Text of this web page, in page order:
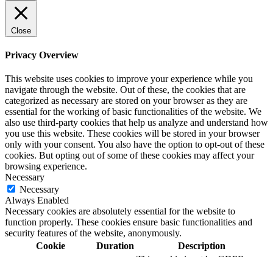
Close
Privacy Overview
This website uses cookies to improve your experience while you
navigate through the website. Out of these, the cookies that are
categorized as necessary are stored on your browser as they are
essential for the working of basic functionalities of the website. We
also use third-party cookies that help us analyze and understand how
you use this website. These cookies will be stored in your browser
only with your consent. You also have the option to opt-out of these
cookies. But opting out of some of these cookies may affect your
browsing experience.
Necessary
Necessary
Always Enabled
Necessary cookies are absolutely essential for the website to
function properly. These cookies ensure basic functionalities and
security features of the website, anonymously.
Cookie
Duration Description